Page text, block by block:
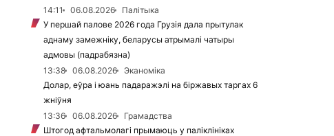
14:11
06.08.2026
Палітыка
У першай палове 2026 года Грузія дала прытулак
аднаму замежніку, беларусы атрымалі чатыры
адмовы (падрабязна)
13:38
06.08.2026
Эканоміка
Долар, еўра і юань падаражэлі на біржавых таргах 6
жніўня
13:36
06.08.2026
Грамадства
Штогод афтальмолагі прымаюць у паліклініках